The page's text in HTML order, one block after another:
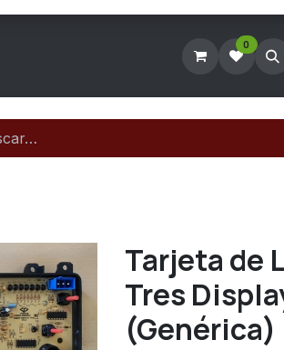
Agendar Visita Técnica
0
Tarjeta de
Tres
(Genérica)